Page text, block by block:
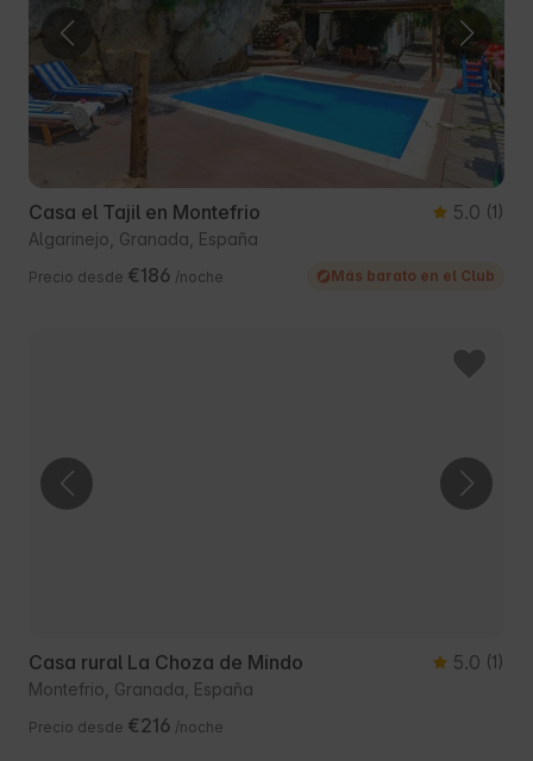
Casa el Tajil en Montefrio 5.0 (1)
Algarinejo, Granada, España
Precio desde €186 /noche Más barato en el Club
Casa rural La Choza de Mindo 5.0 (1)
Montefrio, Granada, España
Precio desde €216 /noche